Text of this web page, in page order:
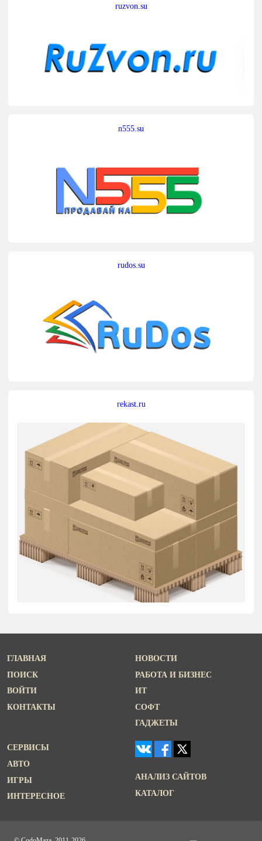
ruzvon.su
n555.su
rudos.su
rekast.ru
ГЛАВНАЯ
ПОИСК
ВОЙТИ
КОНТАКТЫ
НОВОСТИ
РАБОТА И БИЗНЕС
ИТ
СОФТ
ГАДЖЕТЫ
СЕРВИСЫ
АВТО
ИГРЫ
ИНТЕРЕСНОЕ
АНАЛИЗ САЙТОВ
КАТАЛОГ